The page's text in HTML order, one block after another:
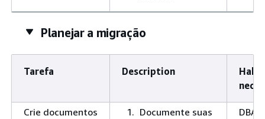
Planejar a migração
Tarefa Description
Crie documentos
Documente suas
DBA